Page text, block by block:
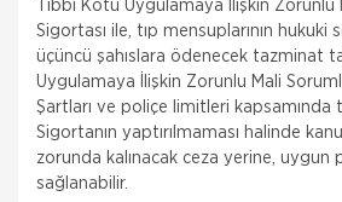
TEKLİF AL
Tıbbi Kötü Uygulamaya İlişkin Zorunlu
Sigortası ile, tıp mensuplarının hukuki
üçüncü şahıslara ödenecek tazminat
Uygulamaya İlişkin Zorunlu Mali
Şartları ve poliçe limitleri kapsamında
Sigortanın yaptırılmaması halinde
zorunda kalınacak ceza yerine, uygun
sağlanabilir.